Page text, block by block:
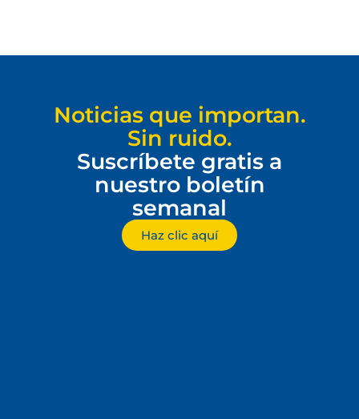
Noticias que importan.
Sin ruido.
Suscríbete gratis a
nuestro boletín
semanal
Haz clic aquí